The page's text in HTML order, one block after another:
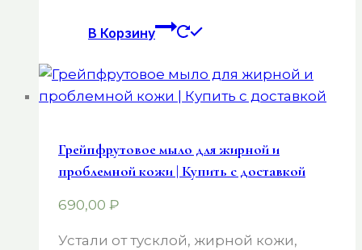
В Корзину
Грейпфрутовое мыло для жирной и
проблемной кожи | Купить с доставкой
690,00 ₽
Устали от тусклой, жирной кожи,